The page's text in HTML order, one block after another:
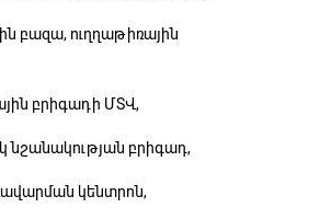
բազա, ուղղաթիռային
բրիգադի ՄՏՎ,
նշանակության բրիգադ,
կենտրոն,